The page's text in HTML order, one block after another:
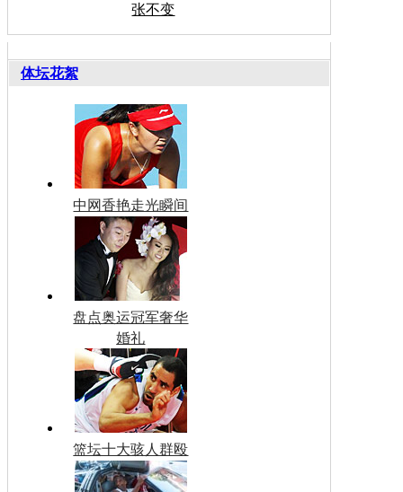
张不变
体坛花絮
中网香艳走光瞬间
盘点奥运冠军奢华
婚礼
篮坛十大骇人群殴